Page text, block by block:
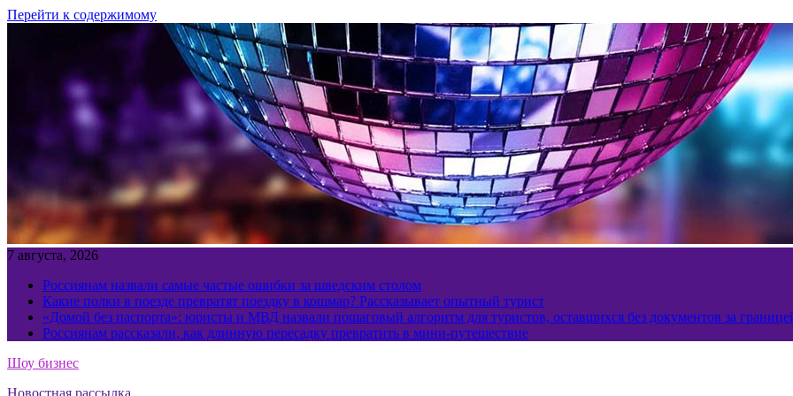
Перейти к содержимому
7 августа, 2026
Россиянам назвали самые частые ошибки за шведским столом
Какие полки в поезде превратят поездку в кошмар? Рассказывает опытный турист
«Домой без паспорта»: юристы и МВД назвали пошаговый алгоритм для туристов, оставшихся без документов за
Россиянам рассказали, как длинную пересадку превратить в мини-путешествие
Шоу бизнес
Новостная рассылка